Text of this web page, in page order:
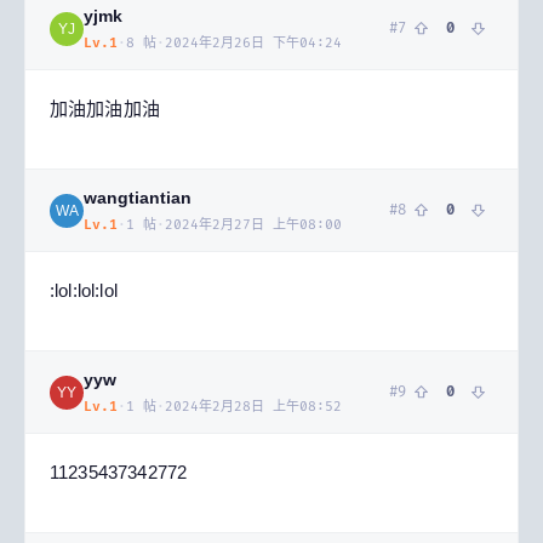
YJ
yjmk
Lv. 1 · 8 帖 · 2024年2月26日 下午04:24
#7 0
加油加油加油
WA
wangtiantian
Lv. 1 · 1 帖 · 2024年2月27日 上午08:00
#8 0
:lol:lol:lol
YY
yyw
Lv. 1 · 1 帖 · 2024年2月28日 上午08:52
#9 0
11235437342772